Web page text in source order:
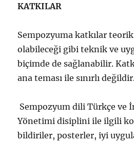
KATKILAR
Sempozyuma katkılar
olabileceği gibi teknik ve
biçimde de sağlanabilir.
ana teması ile sınırlı
Sempozyum dili Türkçe ve
Yönetimi disiplini ile ilgili
bildiriler, posterler, iyi